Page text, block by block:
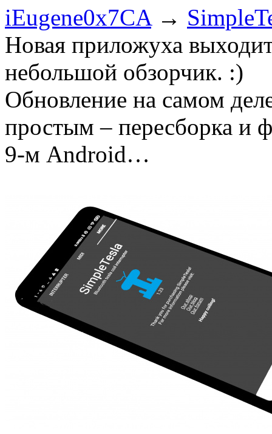
iEugene0x7CA→
Новая приложуха
небольшой обзорчик. :)
Обновление на самом
простым – пересборка и
9-м Android…